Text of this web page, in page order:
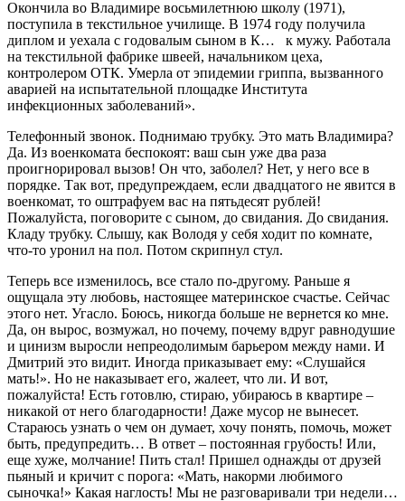
Окончила во Владимире восьмилетнюю школу (1971),
поступила в текстильное училище. В 1974 году получила
диплом и уехала с годовалым сыном в К… к мужу. Работала
на текстильной фабрике швеей, начальником цеха,
контролером ОТК. Умерла от эпидемии гриппа, вызванного
аварией на испытательной площадке Института
инфекционных заболеваний».
Телефонный звонок. Поднимаю трубку. Это мать Владимира?
Да. Из военкомата беспокоят: ваш сын уже два раза
проигнорировал вызов! Он что, заболел? Нет, у него все в
порядке. Так вот, предупреждаем, если двадцатого не явится в
военкомат, то оштрафуем вас на пятьдесят рублей!
Пожалуйста, поговорите с сыном, до свидания. До свидания.
Кладу трубку. Слышу, как Володя у себя ходит по комнате,
что-то уронил на пол. Потом скрипнул стул.
Теперь все изменилось, все стало по-другому. Раньше я
ощущала эту любовь, настоящее материнское счастье. Сейчас
этого нет. Угасло. Боюсь, никогда больше не вернется ко мне.
Да, он вырос, возмужал, но почему, почему вдруг равнодушие
и цинизм выросли непреодолимым барьером между нами. И
Дмитрий это видит. Иногда приказывает ему: «Слушайся
мать!». Но не наказывает его, жалеет, что ли. И вот,
пожалуйста! Есть готовлю, стираю, убираюсь в квартире –
никакой от него благодарности! Даже мусор не вынесет.
Стараюсь узнать о чем он думает, хочу понять, помочь, может
быть, предупредить… В ответ – постоянная грубость! Или,
еще хуже, молчание! Пить стал! Пришел однажды от друзей
пьяный и кричит с порога: «Мать, накорми любимого
сыночка!» Какая наглость! Мы не разговаривали три недели…